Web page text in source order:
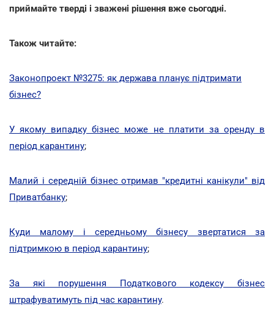
приймайте тверді і зважені рішення вже сьогодні.
Також читайте:
Законопроект №3275: як держава планує підтримати
бізнес?
У якому випадку бізнес може не платити за оренду в
період карантину;
Малий і середній бізнес отримав "кредитні канікули" від
Приватбанку;
Куди малому і середньому бізнесу звертатися за
підтримкою в період карантину;
За які порушення Податкового кодексу бізнес
штрафуватимуть під час карантину.